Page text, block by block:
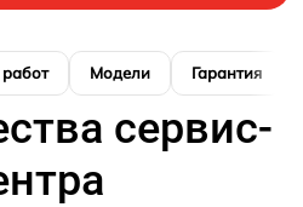
Модели Гарантия
сервис-